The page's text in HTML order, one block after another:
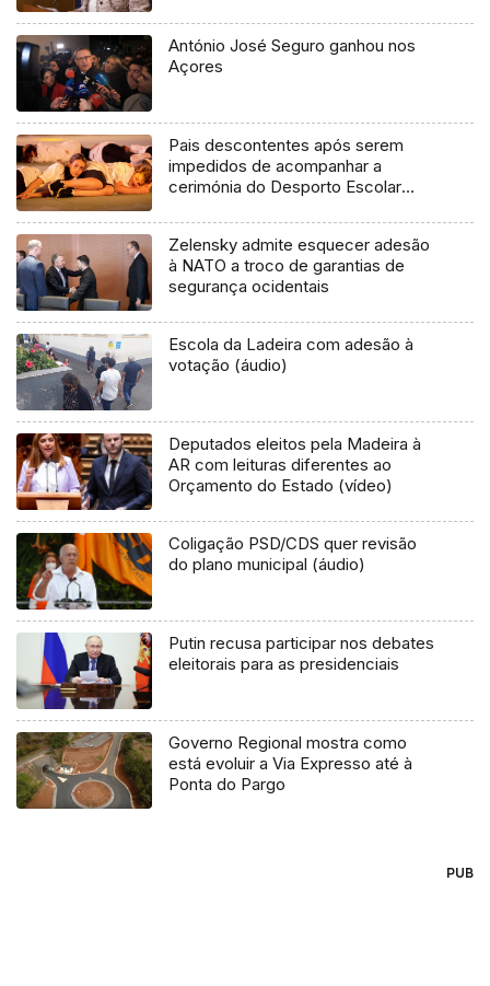
António José Seguro ganhou nos
Açores
Pais descontentes após serem
impedidos de acompanhar a
cerimónia do Desporto Escolar
Zelensky admite esquecer adesão
à NATO a troco de garantias de
segurança ocidentais
Escola da Ladeira com adesão à
votação (áudio)
Deputados eleitos pela Madeira à
AR com leituras diferentes ao
Orçamento do Estado (vídeo)
Coligação PSD/CDS quer revisão
do plano municipal (áudio)
Putin recusa participar nos debates
eleitorais para as presidenciais
Governo Regional mostra como
está evoluir a Via Expresso até à
Ponta do Pargo
PUB